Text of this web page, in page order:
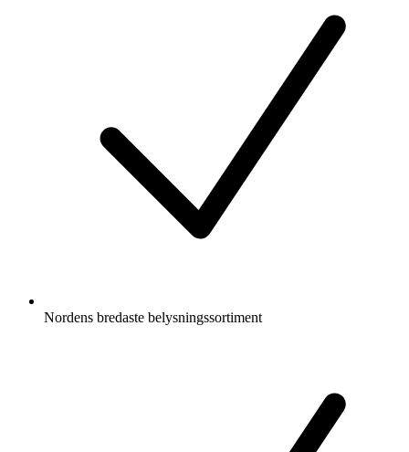
Nordens bredaste belysningssortiment